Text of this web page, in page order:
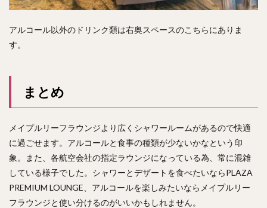
アルコール以外のドリンク類は右奥スペースのこちらにありま
す。
まとめ
メイプルリーフラウンジより広くシャワールームがあるので快適
に過ごせます。アルコールと食事の種類が少ないかなという印
象。また、各航空会社の指定ラウンジになっている為、常に混雑
している様子でした。シャワーとデザートを食べたいならPLAZA
PREMIUM LOUNGE、アルコールを楽しみたいならメイプルリー
フラウンジと使い分けるのがいいかもしれません。